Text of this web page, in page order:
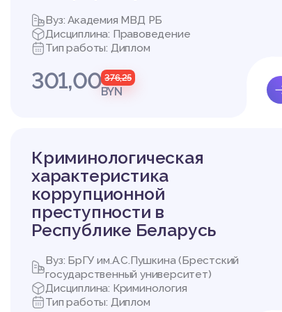
тельности
на
м законом,
акже
которые
дстве [18, c.
ут быть легко
о, которому
ездной основе,
Вуз: Академия МВД РБ
Дисциплина: Правоведение
Тип работы: Диплом
301,00 376,25
BYN
Криминологическая
характеристика
коррупционной
преступности в
Республике Беларусь
Вуз: БрГУ им.А.С.Пушкина (Брестский
государственный университет)
Дисциплина: Криминология
Тип работы: Диплом